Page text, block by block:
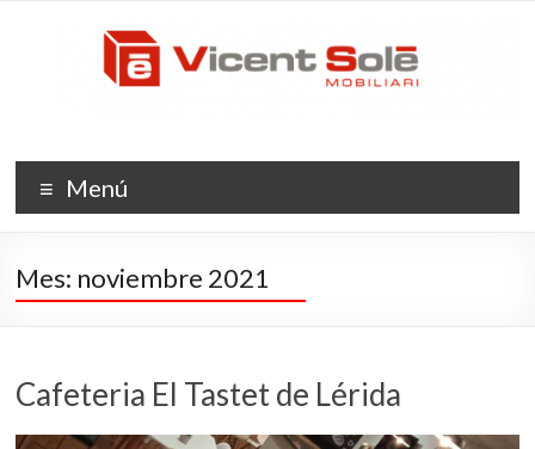
Vicent
evolución
Menú
Mes: noviembre 2021
Cafeteria El Tastet de Lérida